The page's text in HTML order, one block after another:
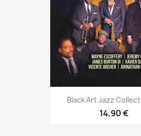
Black Art Jazz
14,90 €